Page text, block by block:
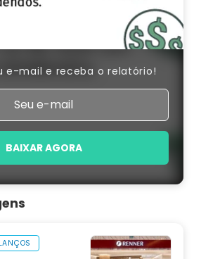
e-mail e receba o relatório!
BAIXAR AGORA